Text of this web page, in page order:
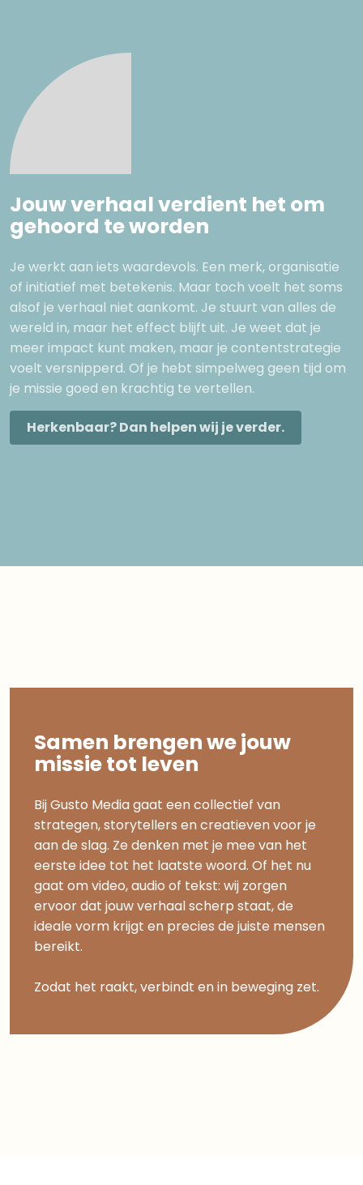
Jouw verhaal verdient het om
gehoord te worden
Je werkt aan iets waardevols. Een merk, organisatie
of initiatief met betekenis. Maar toch voelt het soms
alsof je verhaal niet aankomt. Je stuurt van alles de
wereld in, maar het effect blijft uit. Je weet dat je
meer impact kunt maken, maar je contentstrategie
voelt versnipperd. Of je hebt simpelweg geen tijd om
je missie goed en krachtig te vertellen.
Herkenbaar? Dan helpen wij je verder.
Samen brengen we jouw
missie tot leven
Bij Gusto Media gaat een collectief van
strategen, storytellers en creatieven voor je
aan de slag. Ze denken met je mee van het
eerste idee tot het laatste woord. Of het nu
gaat om video, audio of tekst: wij zorgen
ervoor dat jouw verhaal scherp staat, de
ideale vorm krijgt en precies de juiste mensen
bereikt.
Zodat het raakt, verbindt en in beweging zet.